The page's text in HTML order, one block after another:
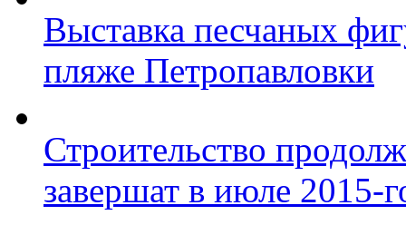
Выставка песчаных
пляже Петропавловки
Строительство
завершат в июле 2015-